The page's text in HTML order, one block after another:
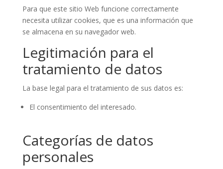
Para que este sitio Web funcione correctamente
necesita utilizar cookies, que es una información que
se almacena en su navegador web.
Legitimación para el
tratamiento de datos
La base legal para el tratamiento de sus datos es:
El consentimiento del interesado.
Categorías de datos
personales